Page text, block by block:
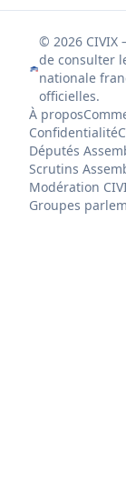
© 2026
de consulter
nationale
officielles.
À propos
Confidentialité
Députés
Scrutins
Modération
Groupes